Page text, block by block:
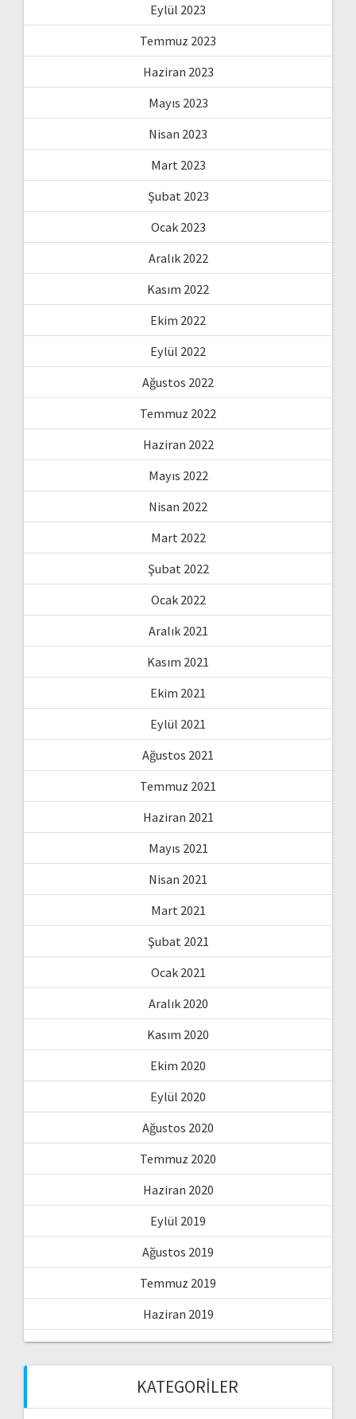
Eylül 2023
Temmuz 2023
Haziran 2023
Mayıs 2023
Nisan 2023
Mart 2023
Şubat 2023
Ocak 2023
Aralık 2022
Kasım 2022
Ekim 2022
Eylül 2022
Ağustos 2022
Temmuz 2022
Haziran 2022
Mayıs 2022
Nisan 2022
Mart 2022
Şubat 2022
Ocak 2022
Aralık 2021
Kasım 2021
Ekim 2021
Eylül 2021
Ağustos 2021
Temmuz 2021
Haziran 2021
Mayıs 2021
Nisan 2021
Mart 2021
Şubat 2021
Ocak 2021
Aralık 2020
Kasım 2020
Ekim 2020
Eylül 2020
Ağustos 2020
Temmuz 2020
Haziran 2020
Eylül 2019
Ağustos 2019
Temmuz 2019
Haziran 2019
KATEGORILER